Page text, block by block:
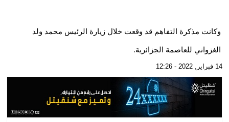
وكانت مذكرة التفاهم قد وقعت خلال زيارة الرئيس محمد ولد
الغزواني للعاصمة الجزائرية.
14 فبراير, 2022 - 12:26